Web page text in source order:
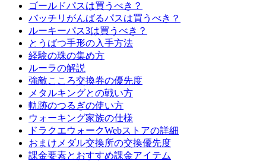
ゴールドパスは買うべき？
バッチリがんばるパスは買うべき？
ルーキーパス3は買うべき？
とうばつ手形の入手方法
経験の珠の集め方
ルーラの解説
強敵こころ交換券の優先度
メタルキングとの戦い方
軌跡のつるぎの使い方
ウォーキング家族の仕様
ドラクエウォークWebストアの詳細
おまけメダル交換所の交換優先度
課金要素とおすすめ課金アイテム